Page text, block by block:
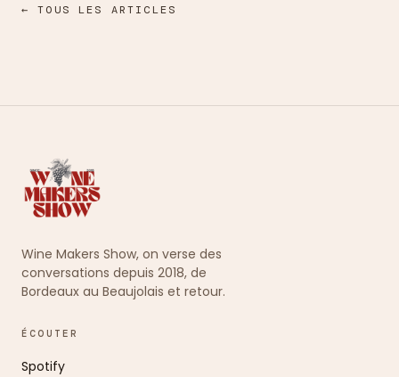
← TOUS LES ARTICLES
Wine Makers Show, on verse des
conversations depuis 2018, de
Bordeaux au Beaujolais et retour.
ÉCOUTER
Spotify